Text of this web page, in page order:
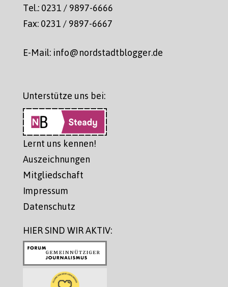
Tel.: 0231 / 9897-6666
Fax: 0231 / 9897-6667
E-Mail: info@nordstadtblogger.de
Unterstütze uns bei:
Lernt uns kennen!
Auszeichnungen
Mitgliedschaft
Impressum
Datenschutz
HIER SIND WIR AKTIV: